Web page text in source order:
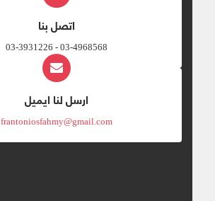
اتصل بنا
03-4968568 - 03-3931226
ارسل لنا ايميل
frantoniosfahmy@gmail.com